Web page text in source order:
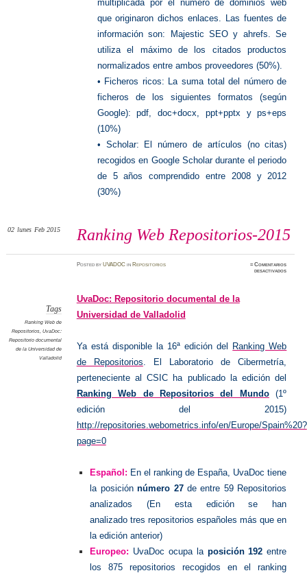
multiplicada por el número de dominios web
que originaron dichos enlaces. Las fuentes de
información son: Majestic SEO y ahrefs. Se
utiliza el máximo de los citados productos
normalizados entre ambos proveedores (50%).
• Ficheros ricos: La suma total del número de
ficheros de los siguientes formatos (según
Google): pdf, doc+docx, ppt+pptx y ps+eps
(10%)
• Scholar: El número de artículos (no citas)
recogidos en Google Scholar durante el periodo
de 5 años comprendido entre 2008 y 2012
(30%)
Ranking Web Repositorios-2015
02 lunes Feb 2015
PostedbyUVADOC in Repositorios ≈Comentarios
desactivadosen
Tags
Ranking Web de
Repositorios, UvaDoc:
Repositorio documental
de la Universidad de
Valladolid
UvaDoc: Repositorio documental de la
Universidad de Valladolid
Ya está disponible la 16ª edición del
Ranking Web
de Repositorios
El Laboratorio de Cibermetría,
perteneciente al CSIC ha publicado la edición del
Ranking Web de Repositorios del Mundo(1º
edición del 2015)
http://repositories.webometrics.info/en/Europe/Spain%20?
page=0
Español: En el ranking de España, UvaDoc tiene
la posiciónnúmero 27de entre 59 Repositorios
analizados (En esta edición se han
analizado tres repositorios españoles más que en
la edición anterior)
Europeo: UvaDoc ocupa la posición 192 entre
los 875 repositorios recogidos en el ranking